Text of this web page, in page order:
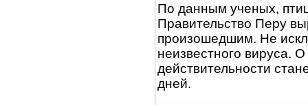
По данным ученых,
Правительство Перу
произошедшим. Не
неизвестного вируса. О
действительности
дней.